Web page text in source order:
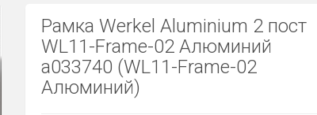
Рамка Werkel Aluminium 2 пост
WL11-Frame-02 Алюминий
a033740 (WL11-Frame-02
Алюминий)